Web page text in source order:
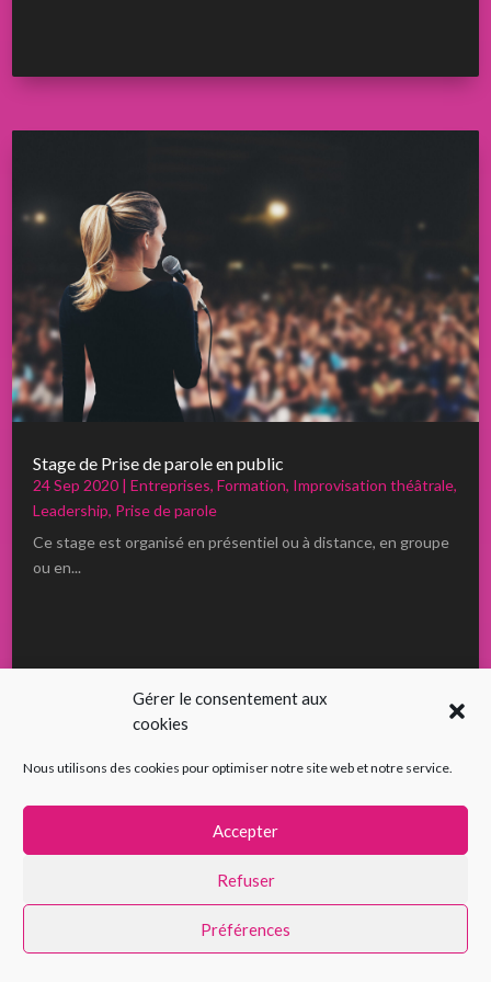
Gérer le consentement aux
cookies
Nous utilisons des cookies pour optimiser notre site web et notre service.
Accepter
Refuser
Préférences
Stage de Prise de parole en public
24 Sep 2020 |Entreprises,Formation, Improvisation théâtrale,
Leadership, Prise de parole
Ce stage est organisé en présentiel ou à distance, en groupe
ou en...